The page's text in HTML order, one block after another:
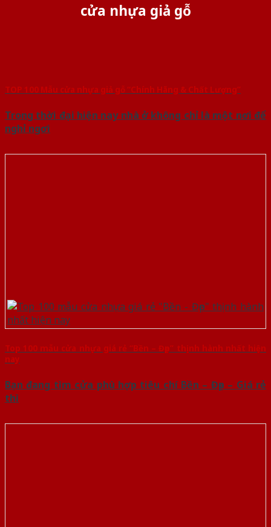
cửa nhựa giả gỗ
TOP 100 Mẫu cửa nhựa giả gỗ “Chính Hãng & Chất Lượng”
Trong thời đại hiện nay nhà ở không chỉ là một nơi để
nghỉ ngơi
Top 100 mẫu cửa nhựa giá rẻ “Bền – Đẹp” thịnh hành nhất hiện
nay
Bạn đang tìm cửa phù hợp tiêu chí Bền – Đẹp – Giá rẻ
thì